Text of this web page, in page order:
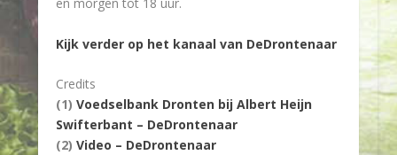
Kijk verder op het kanaal van DeDrontenaar
Credits
(1) Voedselbank Dronten bij Albert Heijn
Swifterbant – DeDrontenaar
(2) Video – DeDrontenaar